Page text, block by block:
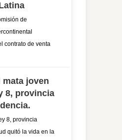
de
contrato de venta
joven
8, provincia
8, provincia
quitó la vida en la